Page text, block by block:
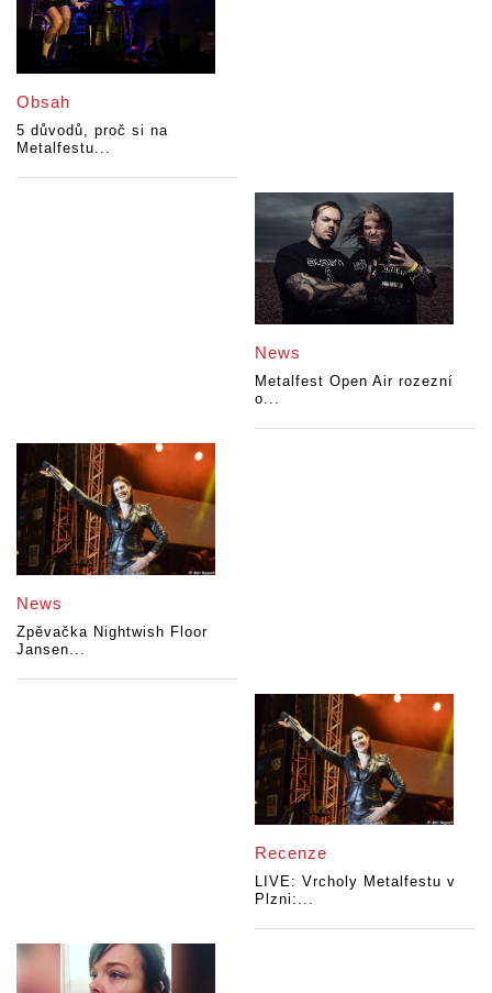
Obsah
5 důvodů, proč si na
Metalfestu...
News
Metalfest Open Air rozezní
o...
News
Zpěvačka Nightwish Floor
Jansen...
Recenze
LIVE: Vrcholy Metalfestu v
Plzni:...